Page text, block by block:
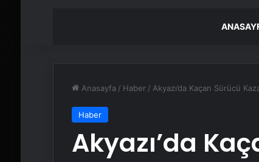
Anasayfa / Haber / Akyazı’da Kaçan Sürücü
Haber
Akyazı’da